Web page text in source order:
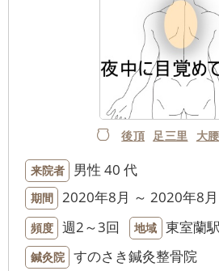
後頂 足三里 大腰
来院者 男性 40 代
期間 2020年8月 ～ 2020年8月
頻度 週2～3回 地域 東室蘭駅
鍼灸院 すのさき鍼灸整骨院